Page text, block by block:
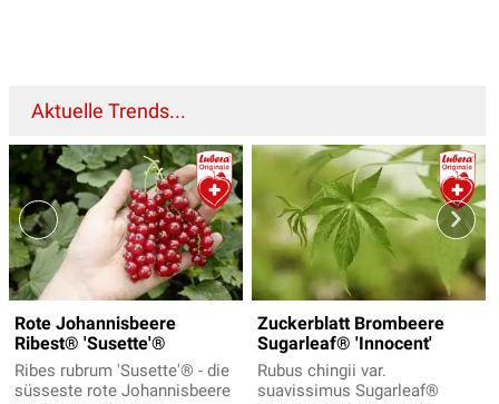
Aktuelle Trends...
Rote Johannisbeere
Ribest® 'Susette'®
Ribes rubrum 'Susette'® - die
süsseste rote Johannisbeere
Zuckerblatt Brombeere
Sugarleaf® 'Innocent'
Rubus chingii var.
suavissimus Sugarleaf®